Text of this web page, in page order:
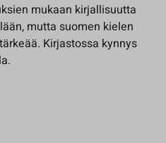
mukaan kirjallisuutta
mutta suomen kielen
Kirjastossa kynnys